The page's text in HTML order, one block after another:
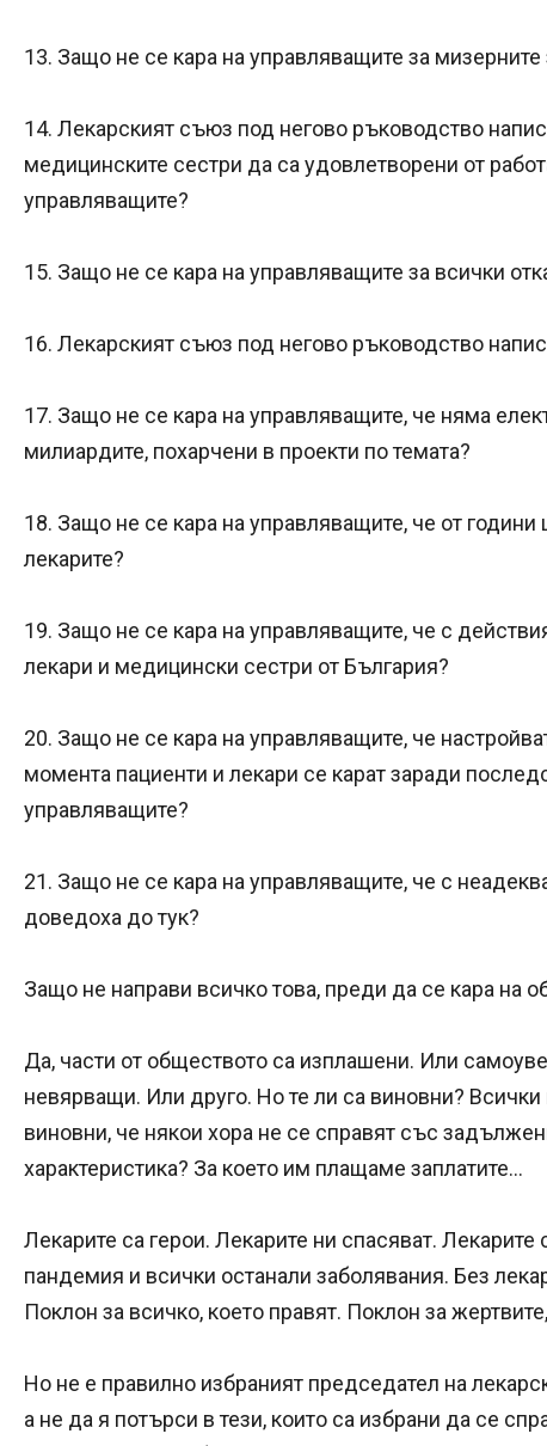
13. Защо не се кара на управляващите за
14. Лекарският съюз под негово ръководство
медицинските сестри да са удовлетворени от
управляващите?
15. Защо не се кара на управляващите за всички
16. Лекарският съюз под негово ръководство
17. Защо не се кара на управляващите, че няма
милиардите, похарчени в проекти по темата?
18. Защо не се кара на управляващите, че от години
лекарите?
19. Защо не се кара на управляващите, че с
лекари и медицински сестри от България?
20. Защо не се кара на управляващите, че
момента пациенти и лекари се карат заради
управляващите?
21. Защо не се кара на управляващите, че с
доведоха до тук?
Защо не направи всичко това, преди да се кара на
Да, части от обществото са изплашени. Или
невярващи. Или друго. Но те ли са виновни?
виновни, че някои хора не се справят със
характеристика? За което им плащаме заплатите…
Лекарите са герои. Лекарите ни спасяват.
пандемия и всички останали заболявания. Без
Поклон за всичко, което правят. Поклон за
Но не е правилно избраният председател на
а не да я потърси в тези, които са избрани да се